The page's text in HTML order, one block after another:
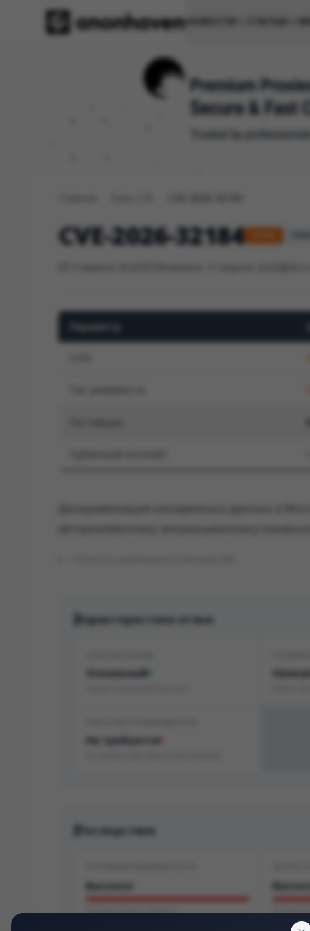
НОВОСТИ
CVE-2026-32184
Параметр
Десериализация ненадежных данных в
авторизованному злоумышленнику
Характеристики атаки
Локальный Низкая
Легко
Не требуется
Последствия
Высокое
Полная утечка данных Полная